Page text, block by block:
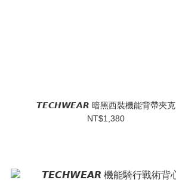
𝙏𝙀𝘾𝙃𝙒𝙀𝘼𝙍 暗黑西裝機能背帶夾克
NT$1,380